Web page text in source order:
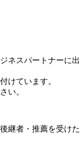
ネスパートナーに出
けています。
い。
継者・推薦を受けた